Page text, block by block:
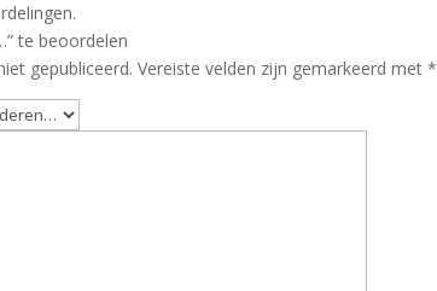
te beoordelen
gepubliceerd. Vereiste velden zijn gemarkeerd met*